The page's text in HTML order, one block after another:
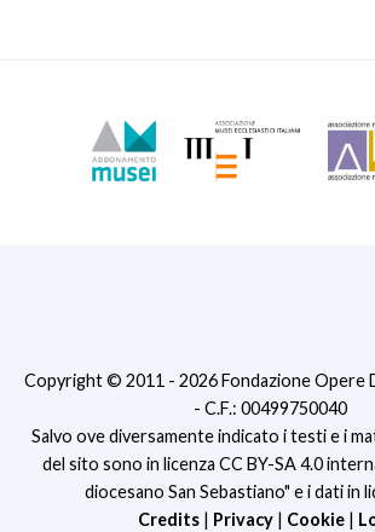
Copyright © 2011 - 2026 Fondazione Opere
- C.F.: 00499750040
Salvo ove diversamente indicato i testi e i
del sito sono in licenza CC BY-SA 4.0
diocesano San Sebastiano" e i dati in
Credits| Privacy| Cookie|